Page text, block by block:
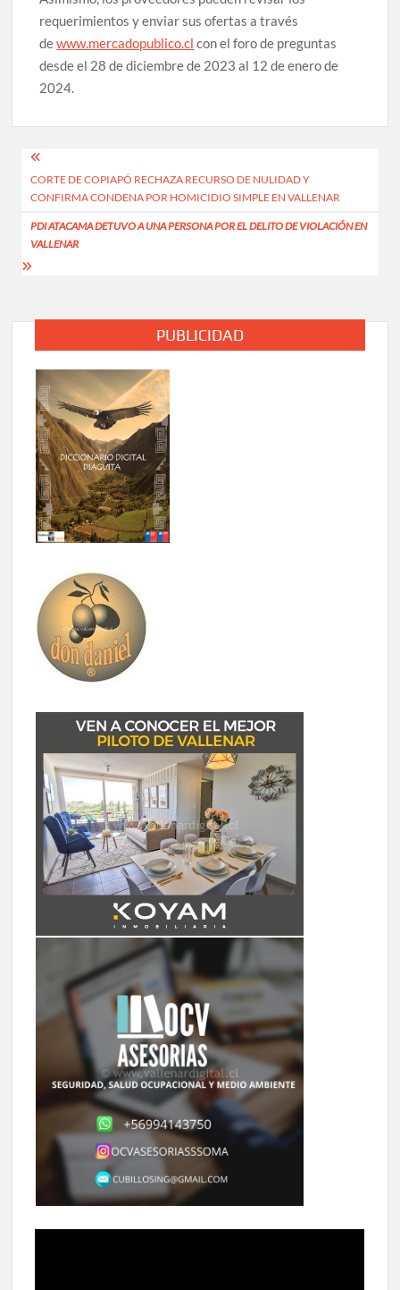
requerimientos y enviar sus ofertas a través
dewww.mercadopublico.cl con el foro de preguntas
desde el 28 de diciembre de 2023 al 12 de enero de
2024.
Navegación
de
entradas
CORTE DE COPIAPÓ RECHAZA RECURSO DE NULIDAD Y
CONFIRMA CONDENA POR HOMICIDIO SIMPLE EN VALLENAR
PDI ATACAMA DETUVO A UNA PERSONA POR EL DELITO DE VIOLACIÓN EN
VALLENAR
PUBLICIDAD